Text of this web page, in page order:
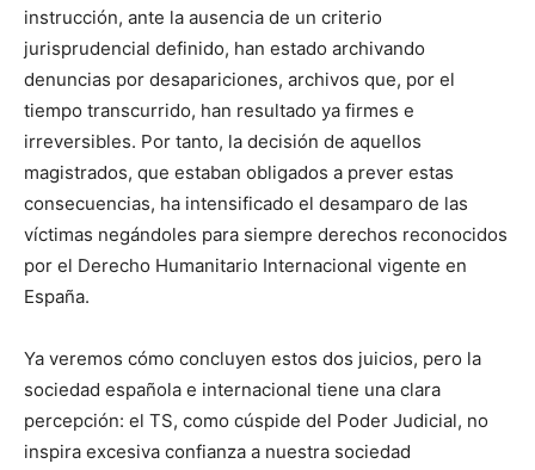
instrucción, ante la ausencia de un criterio
jurisprudencial definido, han estado archivando
denuncias por desapariciones, archivos que, por el
tiempo transcurrido, han resultado ya firmes e
irreversibles. Por tanto, la decisión de aquellos
magistrados, que estaban obligados a prever estas
consecuencias, ha intensificado el desamparo de las
víctimas negándoles para siempre derechos reconocidos
por el Derecho Humanitario Internacional vigente en
España.
Ya veremos cómo concluyen estos dos juicios, pero la
sociedad española e internacional tiene una clara
percepción: el TS, como cúspide del Poder Judicial, no
inspira excesiva confianza a nuestra sociedad